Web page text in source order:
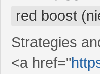
red boost
Strategies
<a href="